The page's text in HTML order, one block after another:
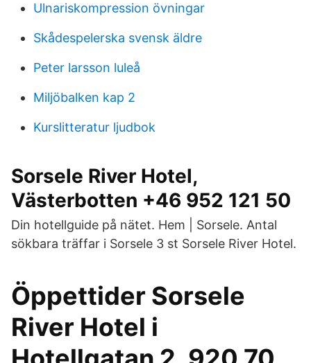
Ulnariskompression övningar
Skådespelerska svensk äldre
Peter larsson luleå
Miljöbalken kap 2
Kurslitteratur ljudbok
Sorsele River Hotel,
Västerbotten +46 952 121 50
Din hotellguide på nätet. Hem | Sorsele. Antal
sökbara träffar i Sorsele 3 st Sorsele River Hotel.
Öppettider Sorsele
River Hotel i